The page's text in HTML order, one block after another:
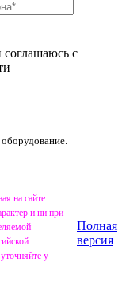
соглашаюсь с
на сайте
и ни при
у
Полная
версия